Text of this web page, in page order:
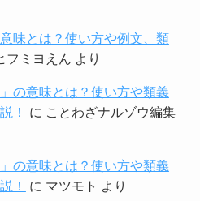
味とは？使い方や例文、類
フミヨえん より
の意味とは？使い方や類義
！
に ことわざナルゾウ編集
の意味とは？使い方や類義
！
に マツモト より